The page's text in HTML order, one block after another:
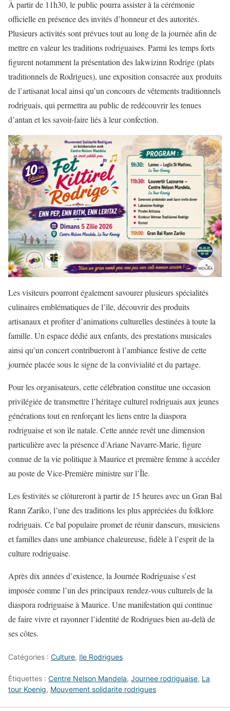
À partir de 11h30, le public pourra assister à la cérémonie
officielle en présence des invités d’honneur et des autorités.
Plusieurs activités sont prévues tout au long de la journée afin de
mettre en valeur les traditions rodriguaises. Parmi les temps forts
figurent notamment la présentation des lakwizinn Rodrige (plats
traditionnels de Rodrigues), une exposition consacrée aux produits
de l’artisanat local ainsi qu’un concours de vêtements traditionnels
rodriguais, qui permettra au public de redécouvrir les tenues
d’antan et les savoir-faire liés à leur confection.
Les visiteurs pourront également savourer plusieurs spécialités
culinaires emblématiques de l’île, découvrir des produits
artisanaux et profiter d’animations culturelles destinées à toute la
famille. Un espace dédié aux enfants, des prestations musicales
ainsi qu’un concert contribueront à l’ambiance festive de cette
journée placée sous le signe de la convivialité et du partage.
Pour les organisateurs, cette célébration constitue une occasion
privilégiée de transmettre l’héritage culturel rodriguais aux jeunes
générations tout en renforçant les liens entre la diaspora
rodriguaise et son île natale. Cette année revêt une dimension
particulière avec la présence d’Ariane Navarre-Marie, figure
connue de la vie politique à Maurice et première femme à accéder
au poste de Vice-Première ministre sur l’Île.
Les festivités se clôtureront à partir de 15 heures avec un Gran Bal
Rann Zariko, l’une des traditions les plus appréciées du folklore
rodriguais. Ce bal populaire promet de réunir danseurs, musiciens
et familles dans une ambiance chaleureuse, fidèle à l’esprit de la
culture rodriguaise.
Après dix années d’existence, la Journée Rodriguaise s’est
imposée comme l’un des principaux rendez-vous culturels de la
diaspora rodriguaise à Maurice. Une manifestation qui continue
de faire vivre et rayonner l’identité de Rodrigues bien au-delà de
ses côtes.
Catégories : Culture, Ile Rodrigues
Étiquettes : Centre Nelson Mandela, Journee rodriguaise, La
tour Koenig, Mouvement solidarite rodrigues